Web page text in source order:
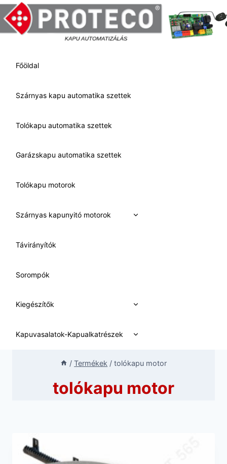
Skip
to
content
Főöldal
Szárnyas kapu automatika szettek
Tolókapu automatika szettek
Garázskapu automatika szettek
Tolókapu motorok
Szárnyas kapunyitó motorok
child
Távirányítók
Sorompók
Kiegészítők
child
Kapuvasalatok-Kapualkatrészek
child
/ Termékek / tolókapu motor
tolókapu motor